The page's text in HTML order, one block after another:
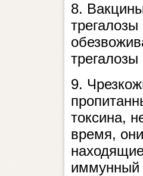
8.
9.
токсина,
время,
иммунный